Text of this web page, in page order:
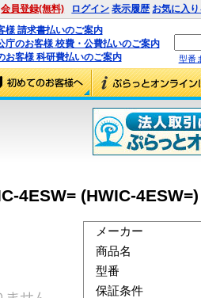
会員登録(無料) ログイン 表示履歴 お気に入
様 請求書払いのご案内
庁のお客様 校費・公費払いのご案内
お客様 科研費払いのご案内
型番
4ESW= (HWIC-4ESW=)
メーカー
商品名
型番
保証条件